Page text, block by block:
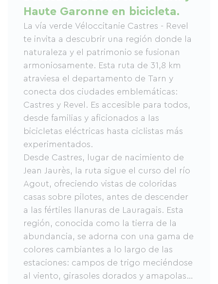
Haute Garonne en bicicleta.
La vía verde Véloccitanie Castres - Revel
te invita a descubrir una región donde la
naturaleza y el patrimonio se fusionan
armoniosamente. Esta ruta de 31,8 km
atraviesa el departamento de Tarn y
conecta dos ciudades emblemáticas:
Castres y Revel. Es accesible para todos,
desde familias y aficionados a las
bicicletas eléctricas hasta ciclistas más
experimentados.
Desde Castres, lugar de nacimiento de
Jean Jaurès, la ruta sigue el curso del río
Agout, ofreciendo vistas de coloridas
casas sobre pilotes, antes de descender
a las fértiles llanuras de Lauragais. Esta
región, conocida como la tierra de la
abundancia, se adorna con una gama de
colores cambiantes a lo largo de las
estaciones: campos de trigo meciéndose
al viento, girasoles dorados y amapolas